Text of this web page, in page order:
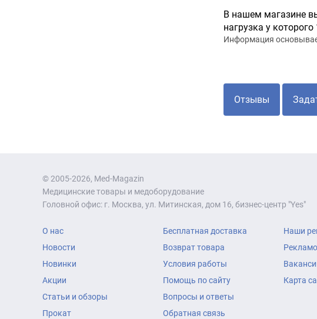
В нашем магазине
нагрузка у которого
Информация
Отзывы
© 2005-2026, Med-Magazin
Медицинские товары и медоборудование
Головной офис: г. Москва, ул. Митинская, дом 16, бизнес-центр "Yes"
О нас
Новости
Новинки
Акции
Статьи и обзоры
Прокат
Бесплатная доставка
Возврат товара
Условия работы
Помощь по сайту
Вопросы и ответы
Обратная связь
Наши
Карта